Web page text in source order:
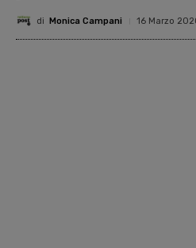
di Monica Campani 16 Marzo